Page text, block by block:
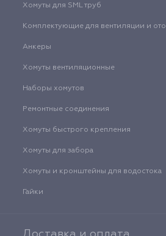
Хомуты для SML труб
Комплектующие для вентиляции и
Анкеры
Хомуты вентиляционные
Наборы хомутов
Ремонтные соединения
Хомуты быстрого крепления
Хомуты для забора
Хомуты и кронштейны для водостока
Гайки